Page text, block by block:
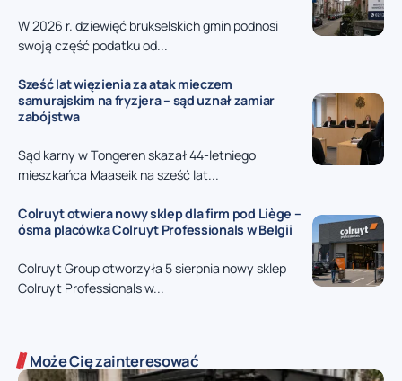
W 2026 r. dziewięć brukselskich gmin podnosi
swoją część podatku od...
Sześć lat więzienia za atak mieczem
samurajskim na fryzjera – sąd uznał zamiar
zabójstwa
Sąd karny w Tongeren skazał 44-letniego
mieszkańca Maaseik na sześć lat...
Colruyt otwiera nowy sklep dla firm pod Liège –
ósma placówka Colruyt Professionals w Belgii
Colruyt Group otworzyła 5 sierpnia nowy sklep
Colruyt Professionals w...
Może Cię zainteresować